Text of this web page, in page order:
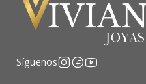
Síguenos